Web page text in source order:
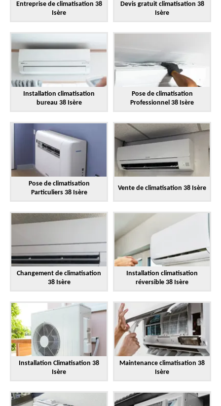
Entreprise de climatisation 38
Isère
Devis gratuit climatisation 38
Isère
Installation climatisation
bureau 38 Isère
Pose de climatisation
Professionnel 38 Isère
Pose de climatisation
Particuliers 38 Isère
Vente de climatisation 38 Isère
Changement de climatisation
38 Isère
Installation climatisation
réversible 38 Isère
Installation Climatisation 38
Isère
Maintenance climatisation 38
Isère